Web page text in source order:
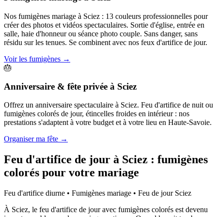
Nos fumigènes mariage à Sciez : 13 couleurs professionnelles pour
créer des photos et vidéos spectaculaires. Sortie d'église, entrée en
salle, haie d'honneur ou séance photo couple. Sans danger, sans
résidu sur les tenues. Se combinent avec nos feux d'artifice de jour.
Voir les fumigènes →
🎂
Anniversaire & fête privée à Sciez
Offrez un anniversaire spectaculaire à Sciez. Feu d'artifice de nuit ou
fumigènes colorés de jour, étincelles froides en intérieur : nos
prestations s'adaptent à votre budget et à votre lieu en Haute-Savoie.
Organiser ma fête →
Feu d'artifice de jour à Sciez : fumigènes
colorés pour votre mariage
Feu d'artifice diurne • Fumigènes mariage • Feu de jour Sciez
À Sciez, le feu d'artifice de jour avec fumigènes colorés est devenu